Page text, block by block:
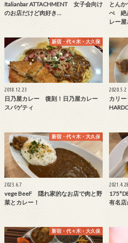
Italianbar ATTACHMENT 女子会向け
のお店だけど肉好き…
とん
ぺ 絶
レー屋
新宿・代々木・大久保
2018.12.23
日乃屋カレー 復刻！日乃屋カレー
スパゲティ
2020.5.2
カリー
新宿・代々木・大久保
2023.6.7
vege BeeF 隠れ家的なお店で肉と野
菜とカレー！
2021.4.28
有名
新宿・代々木・大久保